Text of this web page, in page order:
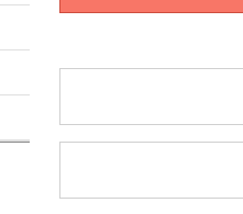
에 비점오염저감 사업 등 건의
인구 3배..싱가포르 복합리조트
카지노 "복합리조트로 진화 중"
기업육성자금 지원 접수